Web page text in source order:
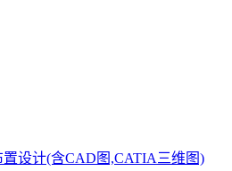
设计(含CAD图,CATIA三维图)